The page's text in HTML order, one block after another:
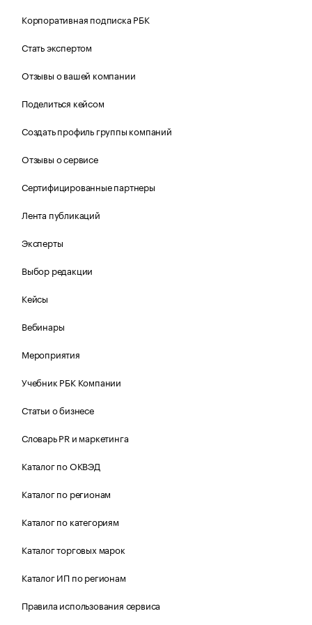
Корпоративная подписка РБК
Стать экспертом
Отзывы о вашей компании
Поделиться кейсом
Создать профиль группы компаний
Отзывы о сервисе
Сертифицированные партнеры
Лента публикаций
Эксперты
Выбор редакции
Кейсы
Вебинары
Мероприятия
Учебник РБК Компании
Статьи о бизнесе
Словарь PR и маркетинга
Каталог по ОКВЭД
Каталог по регионам
Каталог по категориям
Каталог торговых марок
Каталог ИП по регионам
Правила использования сервиса